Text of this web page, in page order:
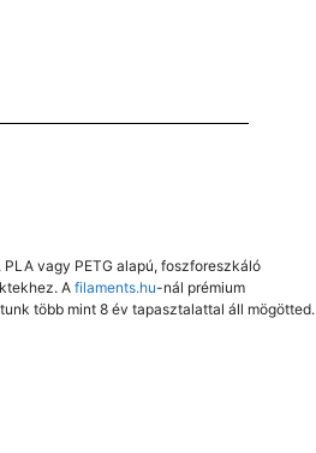
vagy PETG alapú, foszforeszkáló
A filaments.hu-nál prémium
több mint 8 év tapasztalattal áll mögötted.